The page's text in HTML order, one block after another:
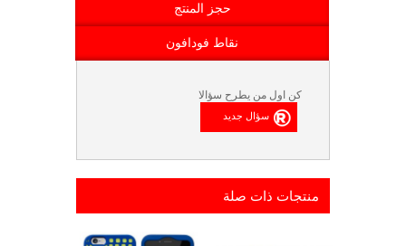
حجز المنتج
نقاط فودافون
كن اول من يطرح سؤالا
منتجات ذات صلة